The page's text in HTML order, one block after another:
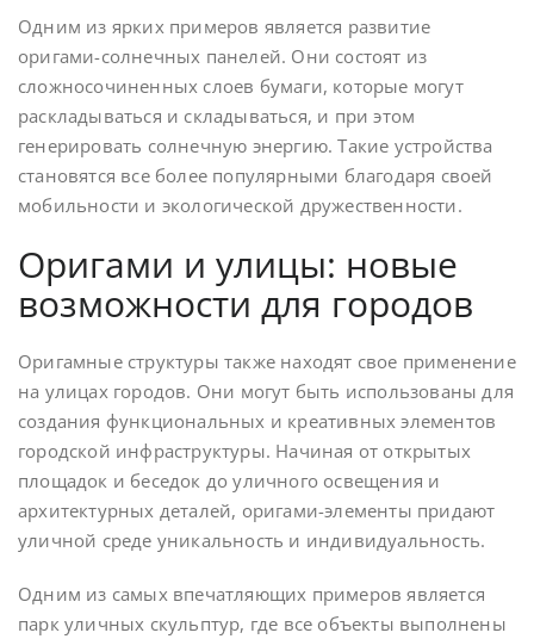
Одним из ярких примеров является развитие
оригами-солнечных панелей. Они состоят из
сложносочиненных слоев бумаги, которые могут
раскладываться и складываться, и при этом
генерировать солнечную энергию. Такие устройства
становятся все более популярными благодаря своей
мобильности и экологической дружественности.
Оригами и улицы: новые
возможности для городов
Оригамные структуры также находят свое применение
на улицах городов. Они могут быть использованы для
создания функциональных и креативных элементов
городской инфраструктуры. Начиная от открытых
площадок и беседок до уличного освещения и
архитектурных деталей, оригами-элементы придают
уличной среде уникальность и индивидуальность.
Одним из самых впечатляющих примеров является
парк уличных скульптур, где все объекты выполнены